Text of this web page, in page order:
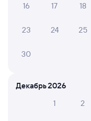
Отели в Саратове
16 17 18
23 24 25
30
Декабрь 2026
1
2